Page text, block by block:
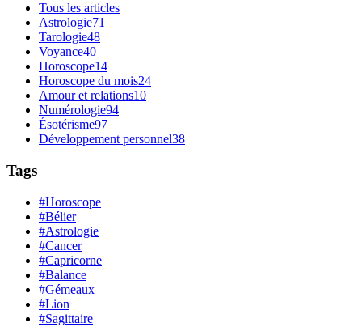
Tous les articles
Astrologie71
Tarologie48
Voyance40
Horoscope14
Horoscope du mois24
Amour et relations10
Numérologie94
Ésotérisme97
Développement personnel38
Tags
#Horoscope
#Bélier
#Astrologie
#Cancer
#Capricorne
#Balance
#Gémeaux
#Lion
#Sagittaire